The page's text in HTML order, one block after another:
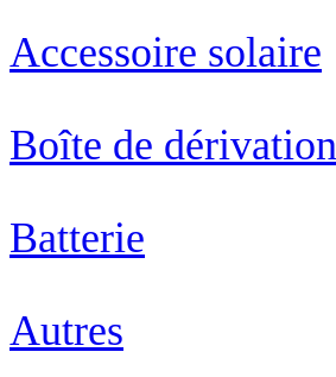
Accessoire solaire
Boîte de dérivation
Batterie
Autres